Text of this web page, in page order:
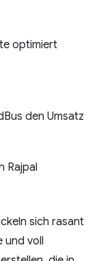
optimiert
den Umsatz
Rajpal
sich rasant
und voll